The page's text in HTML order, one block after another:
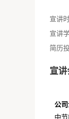
宣讲
宣讲
简历
宣
公
中